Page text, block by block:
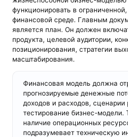
функционировать в
финансовой среде. Главным
является план. Он должен
продукта, целевой аудитории,
позиционирования, стратегии
масштабирования.
Финансовая модель должна
прогнозируемые денежные
доходов и расходов, сценарии
тестирование бизнес-модели.
наличие операционных
подразумевает техническую